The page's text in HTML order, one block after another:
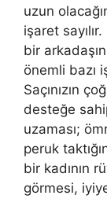
uzun
işaret
bir
önemli bazı
Saçınızın
desteğe
uzaması;
peruk
bir kadının
görmesi,